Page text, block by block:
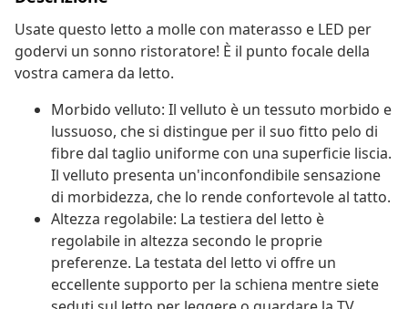
Usate questo letto a molle con materasso e LED per
godervi un sonno ristoratore! È il punto focale della
vostra camera da letto.
Morbido velluto: Il velluto è un tessuto morbido e
lussuoso, che si distingue per il suo fitto pelo di
fibre dal taglio uniforme con una superficie liscia.
Il velluto presenta un'inconfondibile sensazione
di morbidezza, che lo rende confortevole al tatto.
Altezza regolabile: La testiera del letto è
regolabile in altezza secondo le proprie
preferenze. La testata del letto vi offre un
eccellente supporto per la schiena mentre siete